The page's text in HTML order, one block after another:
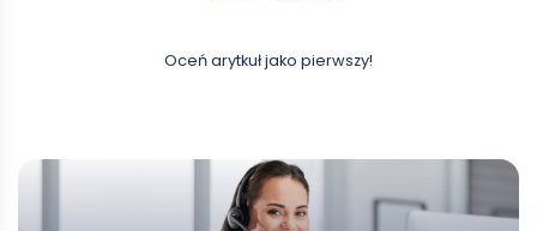
Oceń arytkuł jako pierwszy!